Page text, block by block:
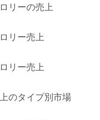
リーの売上
リー売上
リー売上
のタイプ別市場